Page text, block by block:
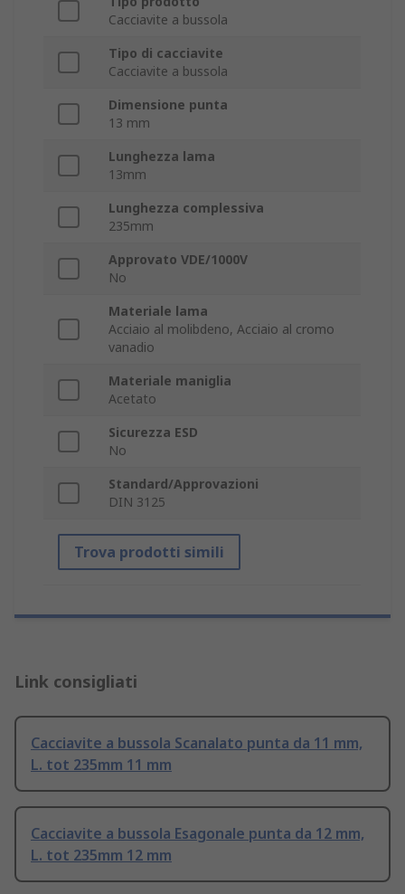
Cacciavite a bussola
Tipo di cacciavite
Cacciavite a bussola
Dimensione punta
13 mm
Lunghezza lama
13mm
Lunghezza complessiva
235mm
Approvato VDE/1000V
No
Materiale lama
Acciaio al molibdeno, Acciaio al cromo
vanadio
Materiale maniglia
Acetato
Sicurezza ESD
No
Standard/Approvazioni
DIN 3125
Trova prodotti simili
Link consigliati
Cacciavite a bussola Scanalato punta da 11 mm,
L. tot 235mm 11 mm
Cacciavite a bussola Esagonale punta da 12 mm,
L. tot 235mm 12 mm